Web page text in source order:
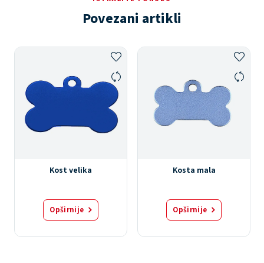
Povezani artikli
Kost velika
Opširnije
Kosta mala
Opširnije